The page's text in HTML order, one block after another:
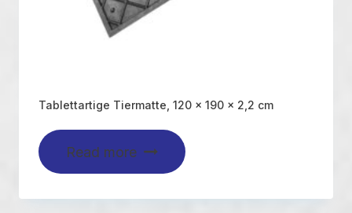
Tablettartige Tiermatte, 120 x 190 x 2,2 cm
Read more